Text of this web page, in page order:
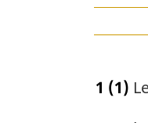
1 (1)